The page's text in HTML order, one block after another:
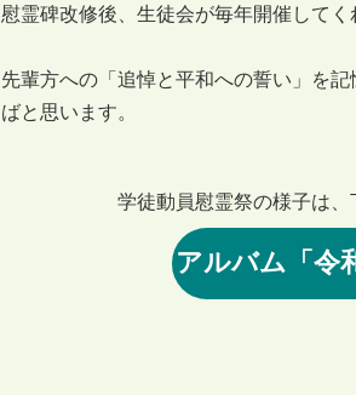
慰霊碑改修後、生徒会が毎年開催して
先輩方への「追悼と平和への誓い」を
ばと思います。
学徒動員慰霊祭の様子は、
アルバム「令